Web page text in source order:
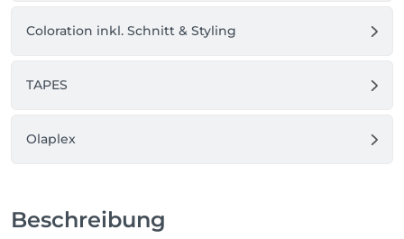
Coloration inkl. Schnitt & Styling
TAPES
Olaplex
Beschreibung